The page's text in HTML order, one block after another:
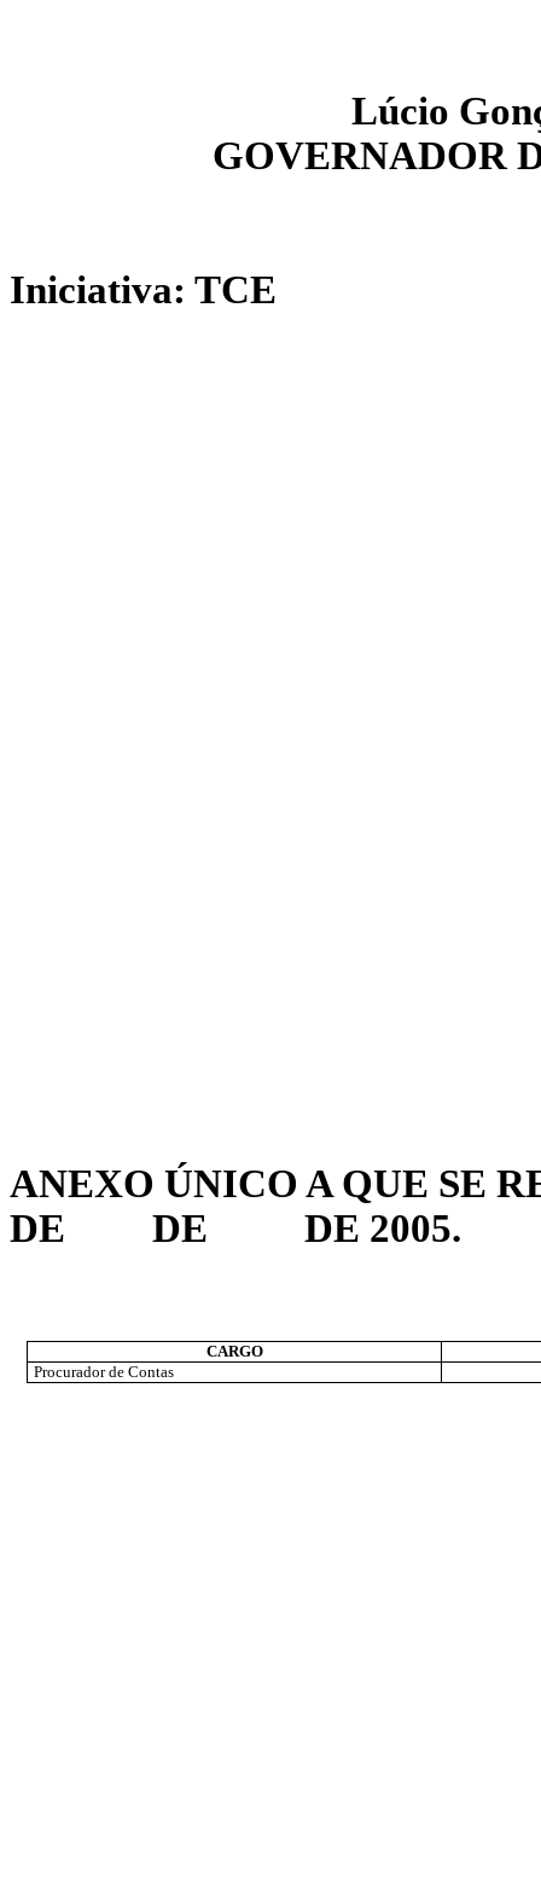
Lúcio
GOVERNADOR
Iniciativa: TCE
ANEXO ÚNICO A QUE SE
DE
DE DE 2005.
CARGO
Procurador de Contas